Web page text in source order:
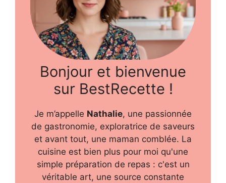
Bonjour et bienvenue
sur BestRecette !
Je m’appelle Nathalie, une passionnée
de gastronomie, exploratrice de saveurs
et avant tout, une maman comblée. La
cuisine est bien plus pour moi qu'une
simple préparation de repas : c'est un
véritable art, une source constante